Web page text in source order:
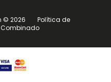
© 2026
Política de
Combinado